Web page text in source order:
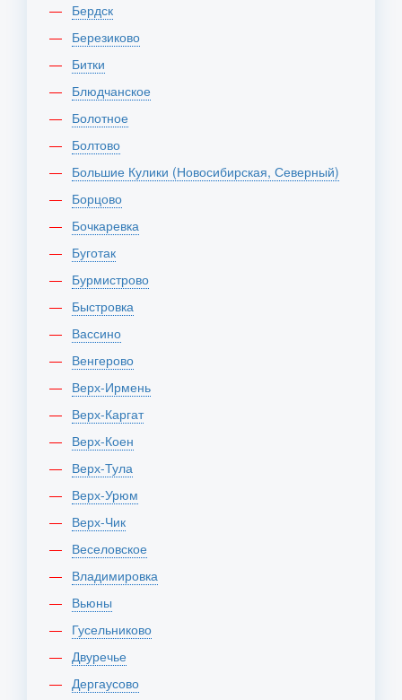
Бердск
Березиково
Битки
Блюдчанское
Болотное
Болтово
Большие Кулики (Новосибирская, Северный)
Борцово
Бочкаревка
Буготак
Бурмистрово
Быстровка
Вассино
Венгерово
Верх-Ирмень
Верх-Каргат
Верх-Коен
Верх-Тула
Верх-Урюм
Верх-Чик
Веселовское
Владимировка
Вьюны
Гусельниково
Двуречье
Дергаусово